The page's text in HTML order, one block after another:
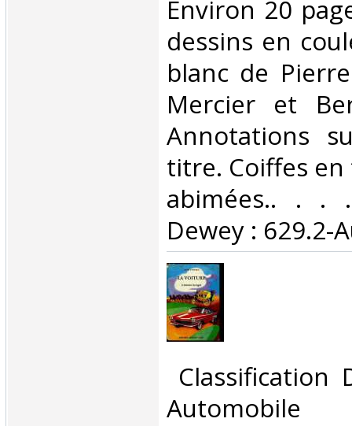
Environ 20
dessins en
blanc de
Mercier et
Annotations
titre. Coiffes
abimées.. . . .
Dewey : 629.2-
Classification
Automobile‎